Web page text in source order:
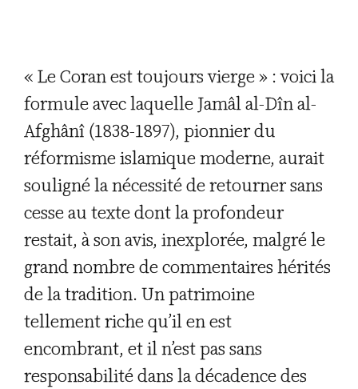
« Le Coran est toujours vierge » : voici la
formule avec laquelle Jamâl al-Dîn al-
Afghânî (1838-1897), pionnier du
réformisme islamique moderne, aurait
souligné la nécessité de retourner sans
cesse au texte dont la profondeur
restait, à son avis, inexplorée, malgré le
grand nombre de commentaires hérités
de la tradition. Un patrimoine
tellement riche qu’il en est
encombrant, et il n’est pas sans
responsabilité dans la décadence des